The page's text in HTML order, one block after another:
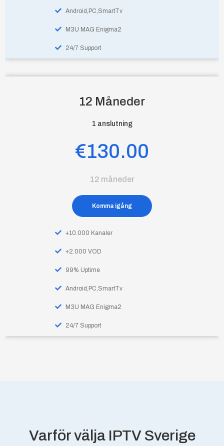
Android,PC,SmartTv
M3U MAG Enigma2
24/7 Support
12 Måneder
1 anslutning
€130.00
12 måneder
Komma igång
+10.000 Kanaler
+2.000 VOD
99% Uptime
Android,PC,SmartTv
M3U MAG Enigma2
24/7 Support
Varför välja IPTV Sverige